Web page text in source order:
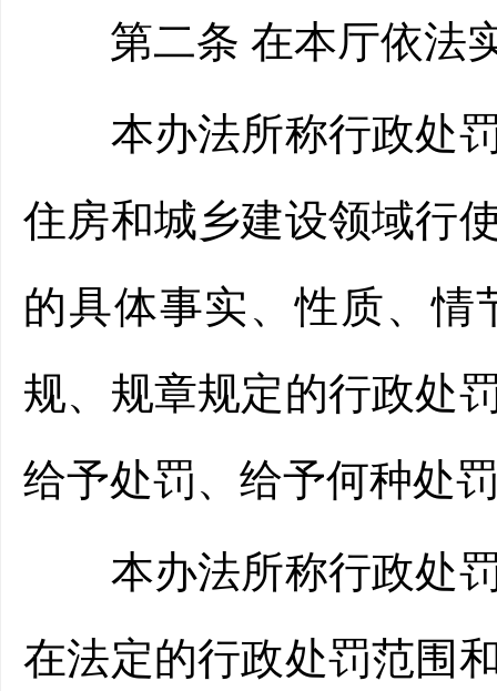
第二条 在本厅依法实
本办法所称行政处罚
住房和城乡建设领域行
的具体事实、性质、情
规、规章规定的行政处
给予处罚、给予何种处
本办法所称行政处罚
在法定的行政处罚范围